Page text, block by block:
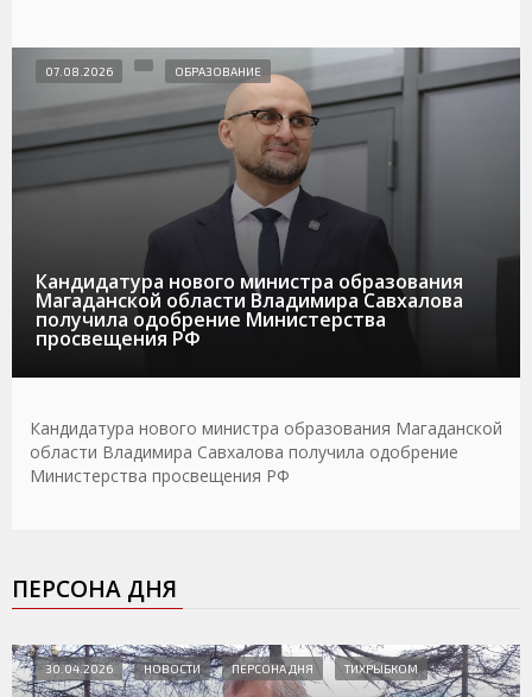
Кандидатура нового министра образования
Магаданской области Владимира Савхалова
получила одобрение Министерства
просвещения РФ
07.08.2026 ОБРАЗОВАНИЕ
Кандидатура нового министра образования Магаданской
области Владимира Савхалова получила одобрение
Министерства просвещения РФ
ПЕРСОНА ДНЯ
30.04.2026 НОВОСТИ ПЕРСОНА ДНЯ ТИХРЫБКОМ